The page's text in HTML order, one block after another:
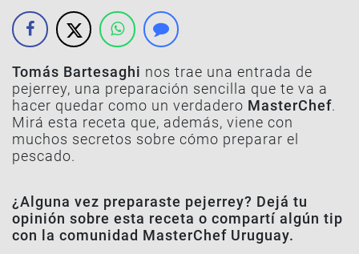
Tomás Bartesaghi nos trae una entrada de
pejerrey, una preparación sencilla que te va a
hacer quedar como un verdadero MasterChef.
Mirá esta receta que, además, viene con
muchos secretos sobre cómo preparar el
pescado.
¿Alguna vez preparaste pejerrey? Dejá tu
opinión sobre esta receta o compartí algún tip
con la comunidad MasterChef Uruguay.